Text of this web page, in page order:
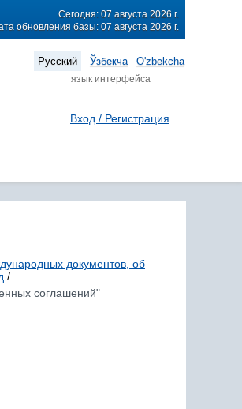
Сегодня: 07 августа 2026 г.
обновления базы: 07 августа 2026 г.
Русский Ўзбекча O'zbekcha
язык интерфейса
Вход / Регистрация
документов, об
/
соглашений"